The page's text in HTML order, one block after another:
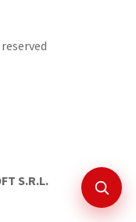
S.R.L.